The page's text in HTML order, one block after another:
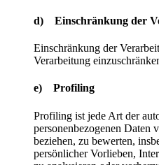
d) Einschränkung der
Einschränkung der
Verarbeitung
e) Profiling
Profiling ist jede Art der
personenbezogenen Daten
beziehen, zu bewerten,
persönlicher Vorlieben,